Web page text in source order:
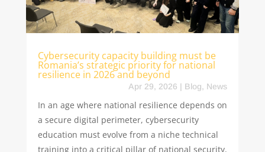
Cybersecurity capacity building must be
Romania’s strategic priority for national
resilience in 2026 and beyond
Apr 29, 2026 | Blog, News
In an age where national resilience depends on
a secure digital perimeter, cybersecurity
education must evolve from a niche technical
training into a critical pillar of national security.